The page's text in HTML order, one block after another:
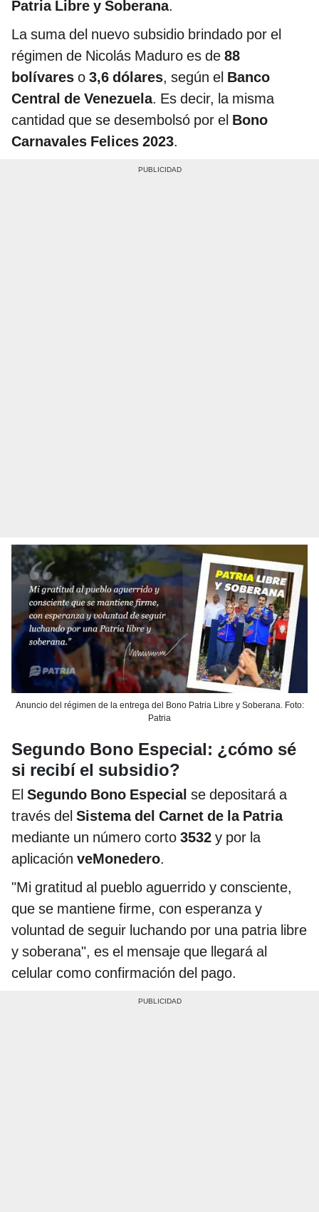
Patria Libre y Soberana.
La suma del nuevo subsidio brindado por el
régimen de Nicolás Maduro es de 88
bolívares o 3,6 dólares, según el Banco
Central de Venezuela. Es decir, la misma
cantidad que se desembolsó por el Bono
Carnavales Felices 2023.
Anuncio del régimen de la entrega del Bono Patria Libre y Soberana. Foto:
Patria
Segundo Bono Especial: ¿cómo sé
si recibí el subsidio?
El Segundo Bono Especial se depositará a
través del Sistema del Carnet de la Patria
mediante un número corto 3532 y por la
aplicación veMonedero.
"Mi gratitud al pueblo aguerrido y consciente,
que se mantiene firme, con esperanza y
voluntad de seguir luchando por una patria libre
y soberana", es el mensaje que llegará al
celular como confirmación del pago.